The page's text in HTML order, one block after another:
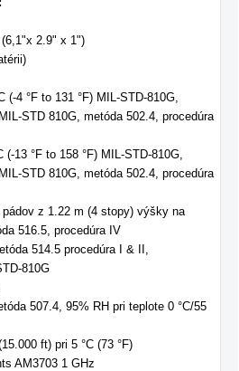
2.9" x 1")
(-4 °F to 131 °F) MIL-STD-810G,
STD 810G, metóda 502.4, procedúra
(-13 °F to 158 °F) MIL-STD-810G,
STD 810G, metóda 502.4, procedúra
z 1.22 m (4 stopy) výšky na
516.5, procedúra IV
514.5 procedúra I & II,
810G
507.4, 95% RH pri teplote 0 °C/55
ft) pri 5 °C (73 °F)
AM3703 1 GHz